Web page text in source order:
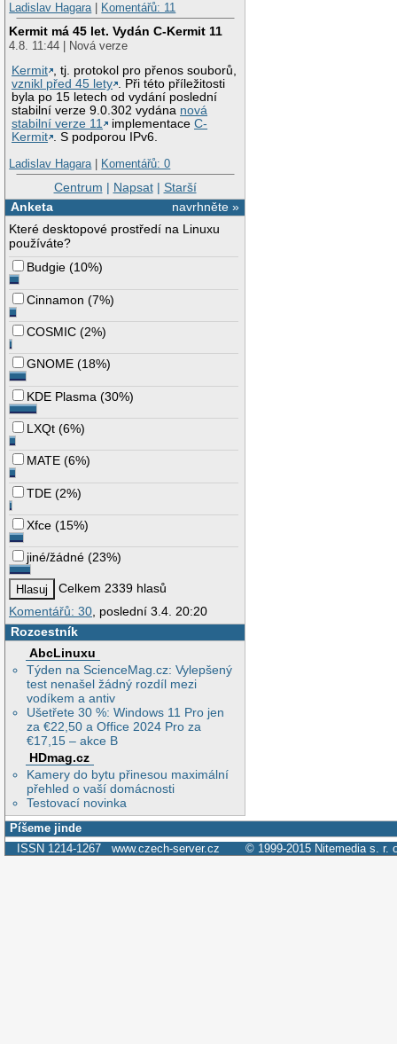
Ladislav Hagara| Komentářů: 11
Kermit má 45 let. Vydán C-Kermit 11
4.8. 11:44 | Nová verze
Kermit , tj. protokol pro přenos souborů,
vznikl před 45 lety . Při této příležitosti
byla po 15 letech od vydání poslední
stabilní verze 9.0.302 vydána nová
stabilní verze 11
implementaceC-
Kermit . S podporou IPv6.
Ladislav Hagara| Komentářů: 0
Centrum | Napsat| Starší
navrhněte »
Anketa
Které desktopové prostředí na Linuxu
používáte?
Budgie (10%)
Cinnamon (7%)
COSMIC (2%)
GNOME (18%)
KDE Plasma (30%)
LXQt (6%)
MATE (6%)
TDE (2%)
Xfce (15%)
jiné/žádné (23%)
Celkem 2339 hlasů
Komentářů: 30 , poslední 3.4. 20:20
Rozcestník
AbcLinuxu
Týden na ScienceMag.cz: Vylepšený
test nenašel žádný rozdíl mezi
vodíkem a antiv
Ušetřete 30 %: Windows 11 Pro jen
za €22,50 a Office 2024 Pro za
€17,15 – akce B
HDmag.cz
Kamery do bytu přinesou maximální
přehled o vaší domácnosti
Testovací novinka
Píšeme jinde
ISSN 1214-1267 www.czech-server.cz © 1999-2015 Nitemedia s. r.